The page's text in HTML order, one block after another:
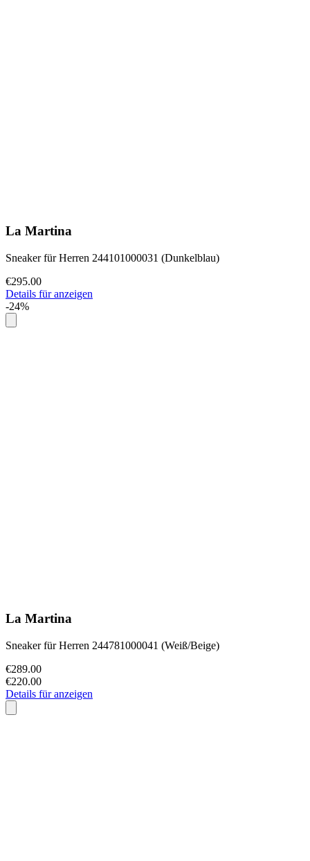
La Martina
Sneaker für Herren 244101000031 (Dunkelblau)
€295.00
Details für anzeigen
-24%
La Martina
Sneaker für Herren 244781000041 (Weiß/Beige)
€289.00
€220.00
Details für anzeigen